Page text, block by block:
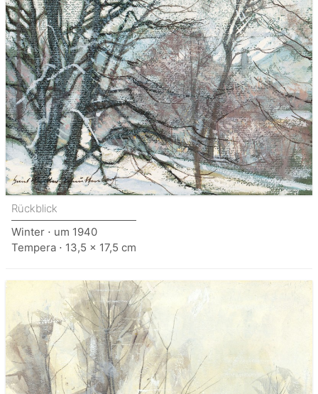
Rückblick
Winter ⋅ um 1940
Tempera ⋅ 13,5 x 17,5 cm